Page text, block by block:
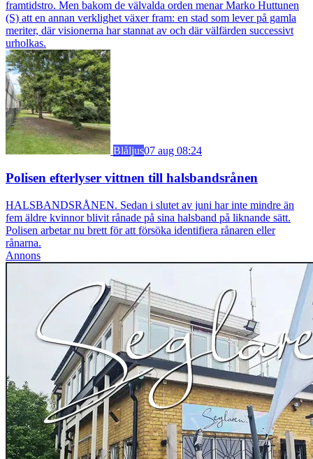
framtidstro. Men bakom de välvalda orden menar Marko Huttunen
(S) att en annan verklighet växer fram: en stad som lever på gamla
meriter, där visionerna har stannat av och där välfärden successivt
urholkas.
Blåljus07 aug 08:24
Polisen efterlyser vittnen till halsbandsrånen
HALSBANDSRÅNEN. Sedan i slutet av juni har inte mindre än
fem äldre kvinnor blivit rånade på sina halsband på liknande sätt.
Polisen arbetar nu brett för att försöka identifiera rånaren eller
rånarna.
Annons